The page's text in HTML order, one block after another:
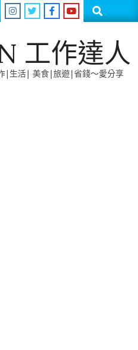
Search
工作達人
|生活| 美食|旅遊|省錢～愛分享